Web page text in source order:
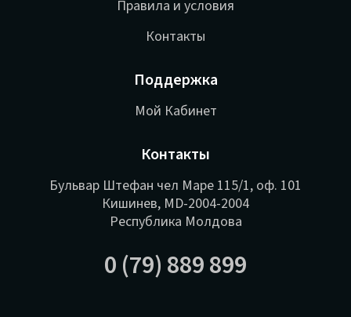
Правила и условия
Контакты
Поддержка
Мой Кабинет
Контакты
Бульвар Штефан чел Маре 115/1, оф. 101
Кишинев, MD-2004-2004
Республика Молдова
0 (79) 889 899